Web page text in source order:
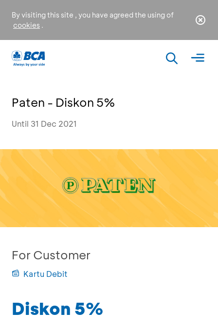
By visiting this site , you have agreed the using of
cookies .
Paten - Diskon 5%
Until 31 Dec 2021
For Customer
Kartu Debit
Diskon 5%